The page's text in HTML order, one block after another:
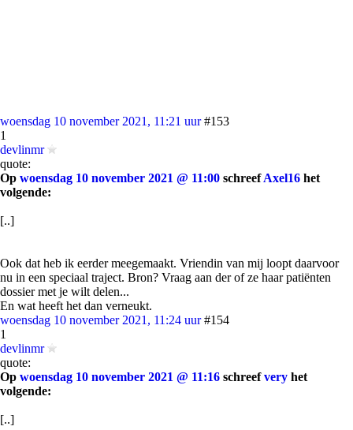
woensdag 10 november 2021, 11:21 uur #153
1
devlinmr
quote:
Op woensdag 10 november 2021 @ 11:00 schreefAxel16 het
volgende:
[..]
Ook dat heb ik eerder meegemaakt. Vriendin van mij loopt daarvoor
nu in een speciaal traject. Bron? Vraag aan der of ze haar patiënten
dossier met je wilt delen...
En wat heeft het dan verneukt.
woensdag 10 november 2021, 11:24 uur #154
1
devlinmr
quote:
Op woensdag 10 november 2021 @ 11:16 schreefvery het
volgende:
[..]